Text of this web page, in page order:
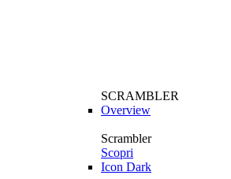
SCRAMBLER
Overview
Scrambler
Scopri
Icon Dark